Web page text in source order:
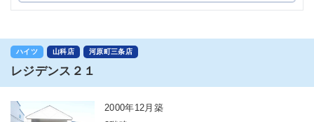
ハイツ 山科店 河原町三条店
レジデンス２１
2000年12月築